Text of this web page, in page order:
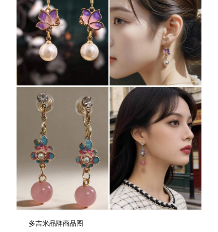
多吉米品牌商品图